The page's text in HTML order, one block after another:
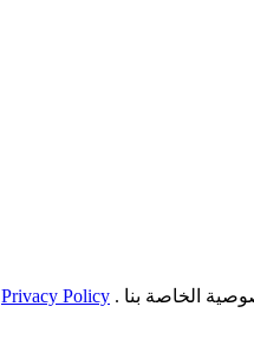
الخاصة بنا . Privacy Policy